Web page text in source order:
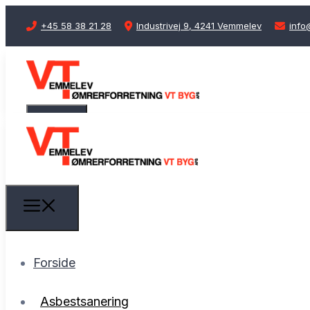
+45 58 38 21 28 Industrivej 9, 4241 Vemmelev
Asbestsanering
Arbejdsområder
Forside
Asbestsanering